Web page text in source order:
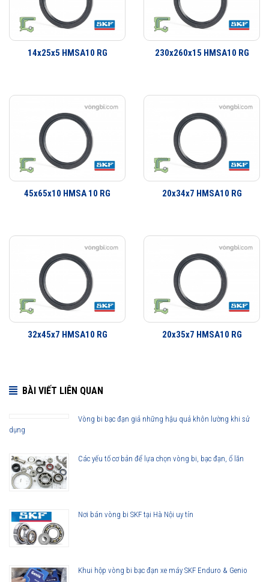
Phớt là một bộ phận quan trọng trong việc che chắn bảo vệ vòng bi.
Dãy sản phẩm của SKF bao gồm các loại phớt tiếp xúc với bề mặt cố
yêu cầu ứng dụng công nghiệp. SKF có thể cung cấp các giải pháp
làm kín cho khách hàng từ thiết kế đến sản xuất số lượng lớn, từ lắp
cho thiết bị ban đầu đến thị trường thay thế sau đó.
Hotline 24/7:
079 66 55 386 0961 633 389
999
14x25x5 HMSA10 RG 230x260x15 HMSA10 RG
45x65x10 HMSA 10 RG 20x34x7 HMSA10 RG
32x45x7 HMSA10 RG 20x35x7 HMSA10 RG
BÀI VIẾT LIÊN QUAN
Vòng bi bạc đạn giả những hậu quả khôn lường khi sử
dụng
Các yếu tố cơ bản để lựa chọn vòng bi, bạc đạn, ổ lăn
Nơi bán vòng bi SKF tại Hà Nội uy tín
Khui hộp vòng bi bạc đạn xe máy SKF Enduro & Genio